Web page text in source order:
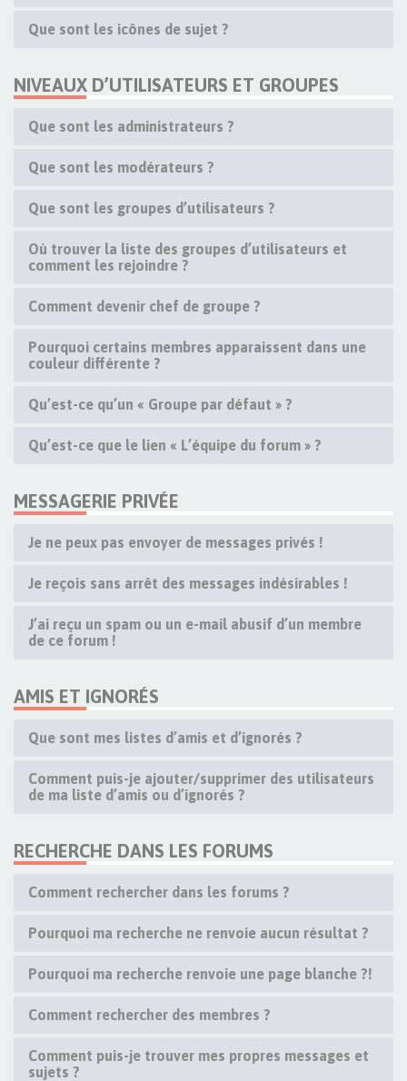
Que sont les icônes de sujet ?
NIVEAUX D’UTILISATEURS ET GROUPES
Que sont les administrateurs ?
Que sont les modérateurs ?
Que sont les groupes d’utilisateurs ?
Où trouver la liste des groupes d’utilisateurs et
comment les rejoindre ?
Comment devenir chef de groupe ?
Pourquoi certains membres apparaissent dans une
couleur différente ?
Qu’est-ce qu’un « Groupe par défaut » ?
Qu’est-ce que le lien « L’équipe du forum » ?
MESSAGERIE PRIVÉE
Je ne peux pas envoyer de messages privés !
Je reçois sans arrêt des messages indésirables !
J’ai reçu un spam ou un e-mail abusif d’un membre
de ce forum !
AMIS ET IGNORÉS
Que sont mes listes d’amis et d’ignorés ?
Comment puis-je ajouter/supprimer des utilisateurs
de ma liste d’amis ou d’ignorés ?
RECHERCHE DANS LES FORUMS
Comment rechercher dans les forums ?
Pourquoi ma recherche ne renvoie aucun résultat ?
Pourquoi ma recherche renvoie une page blanche ?!
Comment rechercher des membres ?
Comment puis-je trouver mes propres messages et
sujets ?